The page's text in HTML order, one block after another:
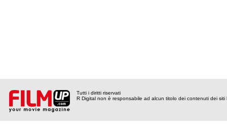
Tutti i diritti riservati
R Digital non è responsabile ad alcun titolo dei contenuti dei siti